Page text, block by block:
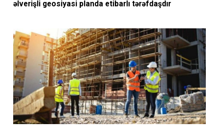
əlverişli geosiyasi planda etibarlı tərəfdaşdır